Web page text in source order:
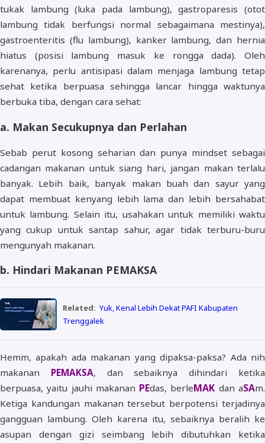
tukak lambung (luka pada lambung), gastroparesis (otot
lambung tidak berfungsi normal sebagaimana mestinya),
gastroenteritis (flu lambung), kanker lambung, dan hernia
hiatus (posisi lambung masuk ke rongga dada). Oleh
karenanya, perlu antisipasi dalam menjaga lambung tetap
sehat ketika berpuasa sehingga lancar hingga waktunya
berbuka tiba, dengan cara sehat:
a. Makan Secukupnya dan Perlahan
Sebab perut kosong seharian dan punya mindset sebagai
cadangan makanan untuk siang hari, jangan makan terlalu
banyak. Lebih baik, banyak makan buah dan sayur yang
dapat membuat kenyang lebih lama dan lebih bersahabat
untuk lambung. Selain itu, usahakan untuk memiliki waktu
yang cukup untuk santap sahur, agar tidak terburu-buru
mengunyah makanan.
b. Hindari Makanan PEMAKSA
Related: Yuk, Kenal Lebih Dekat PAFI Kabupaten
Trenggalek
Hemm, apakah ada makanan yang dipaksa-paksa? Ada nih
makanan PEMAKSA, dan sebaiknya dihindari ketika
berpuasa, yaitu jauhi makanan PEdas, berleMAK dan aSAm.
Ketiga kandungan makanan tersebut berpotensi terjadinya
gangguan lambung. Oleh karena itu, sebaiknya beralih ke
asupan dengan gizi seimbang lebih dibutuhkan ketika